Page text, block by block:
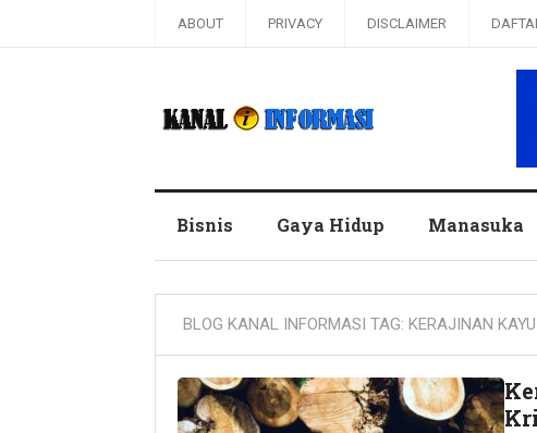
ABOUT PRIVACY DISCLAIMER
Bisnis Gaya Hidup Manasuka
BLOG KANAL INFORMASI TAG: KERAJINAN KAYU